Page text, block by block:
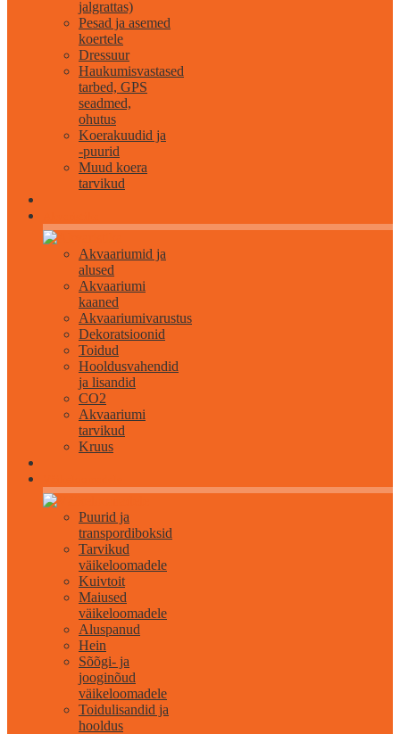
jalgrattas)
Pesad ja asemed
koertele
Dressuur
Haukumisvastased
tarbed, GPS
seadmed,
ohutus
Koerakuudid ja
-puurid
Muud koera
tarvikud
Akvaariumid ja
alused
Akvaariumi
kaaned
Akvaariumivarustus
Dekoratsioonid
Toidud
Hooldusvahendid
ja lisandid
CO2
Akvaariumi
tarvikud
Kruus
Puurid ja
transpordiboksid
Tarvikud
väikeloomadele
Kuivtoit
Maiused
väikeloomadele
Aluspanud
Hein
Sõõgi- ja
jooginõud
väikeloomadele
Toidulisandid ja
hooldus